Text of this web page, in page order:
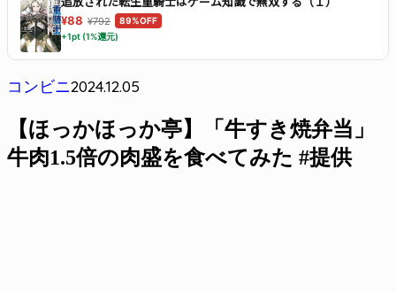
¥88 ¥792
89%OFF
+1pt (1%還元)
コンビニ2024.12.05
【ほっかほっか亭】「牛すき焼弁当」
牛肉1.5倍の肉盛を食べてみた #提供